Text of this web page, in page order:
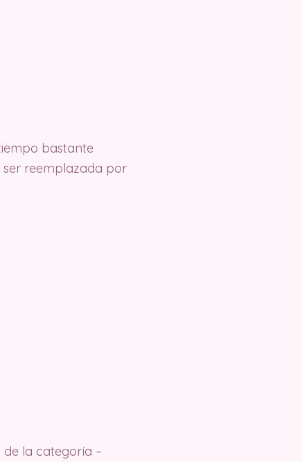
bastante
ser reemplazada por
la categoría –